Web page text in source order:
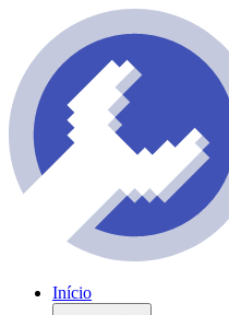
Início